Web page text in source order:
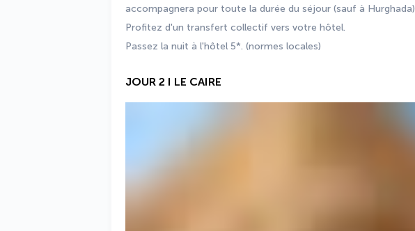
accompagnera pour toute la durée du séjour (sauf à Hurghada)
Profitez d'un transfert collectif vers votre hôtel.
Passez la nuit à l'hôtel 5*. (normes locales)
JOUR 2 I LE CAIRE